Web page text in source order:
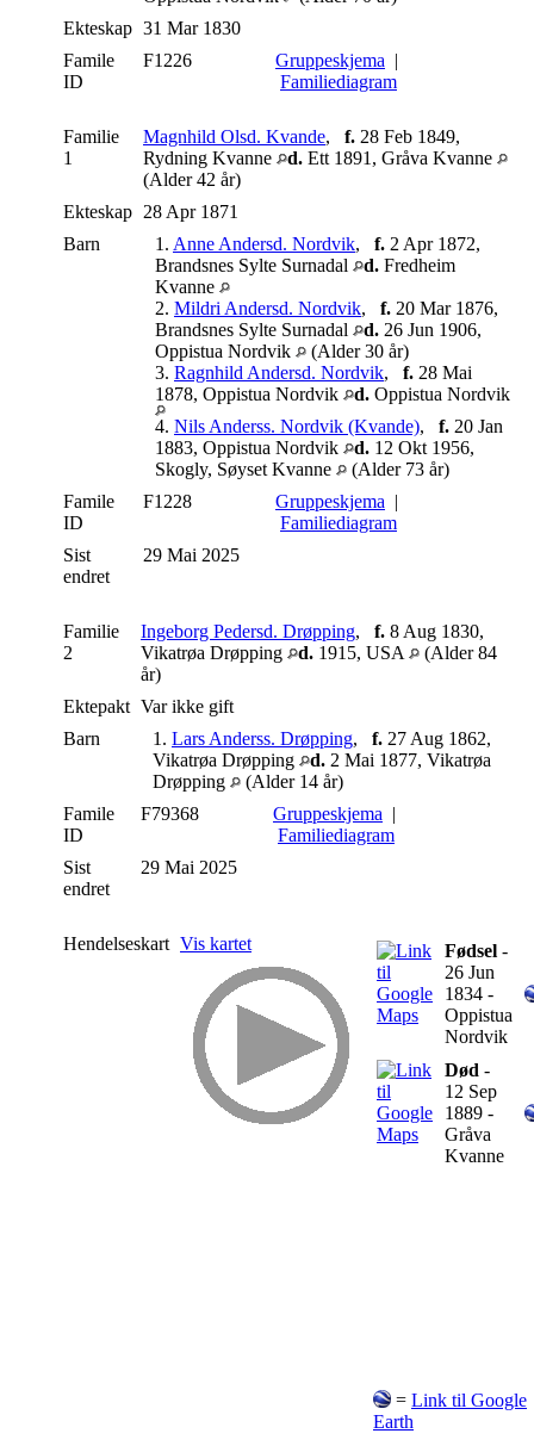
Ekteskap 31 Mar 1830
Famile
ID
F1226 Gruppeskjema |
Familiediagram
Familie
1
Magnhild Olsd. Kvande, f. 28 Feb 1849,
Rydning Kvanne
d. Ett 1891, Gråva Kvanne
(Alder 42 år)
Ekteskap 28 Apr 1871
Barn
1. Anne Andersd. Nordvik, f. 2 Apr 1872,
Brandsnes Sylte Surnadal
d. Fredheim
Kvanne
2. Mildri Andersd. Nordvik, f. 20 Mar 1876,
Brandsnes Sylte Surnadal
d. 26 Jun 1906,
Oppistua Nordvik
(Alder 30 år)
3. Ragnhild Andersd. Nordvik, f. 28 Mai
1878, Oppistua Nordvik
d. Oppistua Nordvik
4. Nils Anderss. Nordvik (Kvande), f. 20 Jan
1883, Oppistua Nordvik
d. 12 Okt 1956,
Skogly, Søyset Kvanne
(Alder 73 år)
Famile
ID
F1228 Gruppeskjema |
Familiediagram
Sist
endret
29 Mai 2025
Familie
2
Ingeborg Pedersd. Drøpping, f. 8 Aug 1830,
Vikatrøa Drøpping
d. 1915, USA
(Alder 84
år)
Ektepakt Var ikke gift
Barn
1. Lars Anderss. Drøpping, f. 27 Aug 1862,
Vikatrøa Drøpping
d. 2 Mai 1877, Vikatrøa
Drøpping
(Alder 14 år)
Famile
ID
F79368 Gruppeskjema |
Familiediagram
Sist
endret
29 Mai 2025
Hendelseskart Vis kartet Fødsel -
26 Jun
1834 -
Oppistua
Nordvik
Død -
12 Sep
1889 -
Gråva
Kvanne
= Link til Google
Earth